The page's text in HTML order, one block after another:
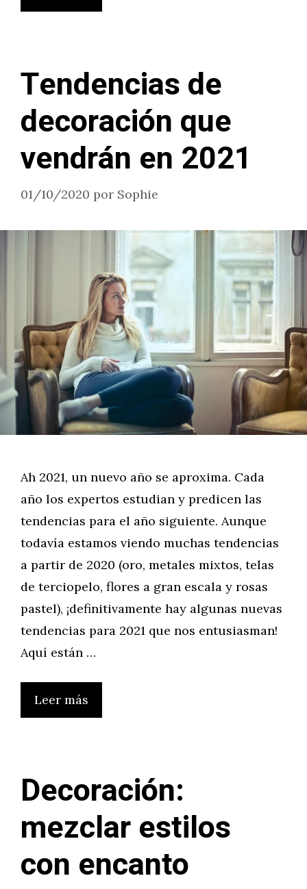
Tendencias de
decoración que
vendrán en 2021
01/10/2020 por Sophie
Ah 2021, un nuevo año se aproxima. Cada
año los expertos estudian y predicen las
tendencias para el año siguiente. Aunque
todavía estamos viendo muchas tendencias
a partir de 2020 (oro, metales mixtos, telas
de terciopelo, flores a gran escala y rosas
pastel), ¡definitivamente hay algunas nuevas
tendencias para 2021 que nos entusiasman!
Aquí están …
Leer más
Decoración:
mezclar estilos
con encanto